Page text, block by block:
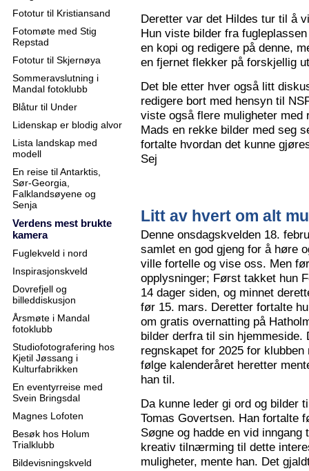
Fototur til Kristiansand
Fotomøte med Stig
Repstad
Fototur til Skjernøya
Sommeravslutning i
Mandal fotoklubb
Blåtur til Under
Lidenskap er blodig alvor
Lista landskap med
modell
En reise til Antarktis,
Sør-Georgia,
Falklandsøyene og
Senja
Verdens mest brukte
kamera
Fuglekveld i nord
Inspirasjonskveld
Dovrefjell og
billeddiskusjon
Årsmøte i Mandal
fotoklubb
Studiofotografering hos
Kjetil Jøssang i
Kulturfabrikken
En eventyrreise med
Svein Bringsdal
Magnes Lofoten
Besøk hos Holum
Trialklubb
Bildevisningskveld
Deretter var det Hildes tur til å
Hun viste bilder fra
en kopi og redigere på denne,
en fjernet flekker på forskjellig
Det ble etter hver også litt
redigere bort med hensyn til
viste også flere muligheter
Mads en rekke bilder med seg
fortalte hvordan det kunne
Sej
Litt av hvert om alt
Denne onsdagskvelden 18.
samlet en god gjeng for å høre
ville fortelle og vise oss. Men
opplysninger; Først takket hun
14 dager siden, og minnet
før 15. mars. Deretter fortalte
om gratis overnatting på
bilder derfra til sin hjemmeside.
regnskapet for 2025 for
følge kalenderåret heretter
han til.
Da kunne leder gi ord og bilder
Tomas Govertsen. Han fortalte
Søgne og hadde en vid
kreativ tilnærming til dette
muligheter, mente han. Det